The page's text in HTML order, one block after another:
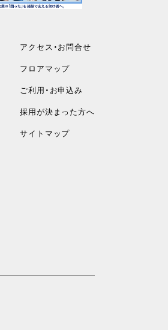
アクセス・お問合せ
フロアマップ
ご利用・お申込み
採用が決まった方へ
サイトマップ